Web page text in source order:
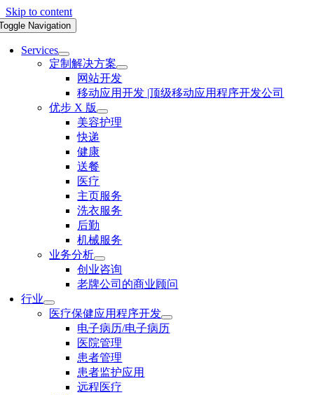
Skip to content
Navigation
Services
定制解决方案
网站开发
移动应用开发 |顶级移动应用程序开发公司
优步 X 版
美容护理
快递
健康
送餐
医疗
主页服务
洗衣服务
后勤
机械服务
业务分析
创业咨询
老牌公司的商业顾问
行业
医疗保健应用程序开发
电子病历/电子病历
医院管理
患者管理
患者监护应用
远程医疗